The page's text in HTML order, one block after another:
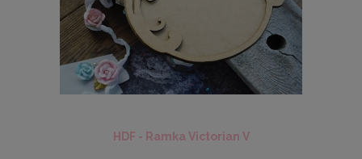
HDF - Ramka Victorian V